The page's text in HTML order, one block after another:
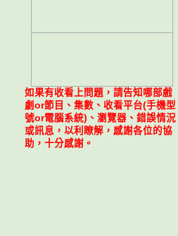
如果有收看上問題，請告知哪部戲
劇or節目、集數、收看平台(手機型
號or電腦系統)、瀏覽器、錯誤情況
或訊息，以利瞭解，感謝各位的協
助，十分感謝。